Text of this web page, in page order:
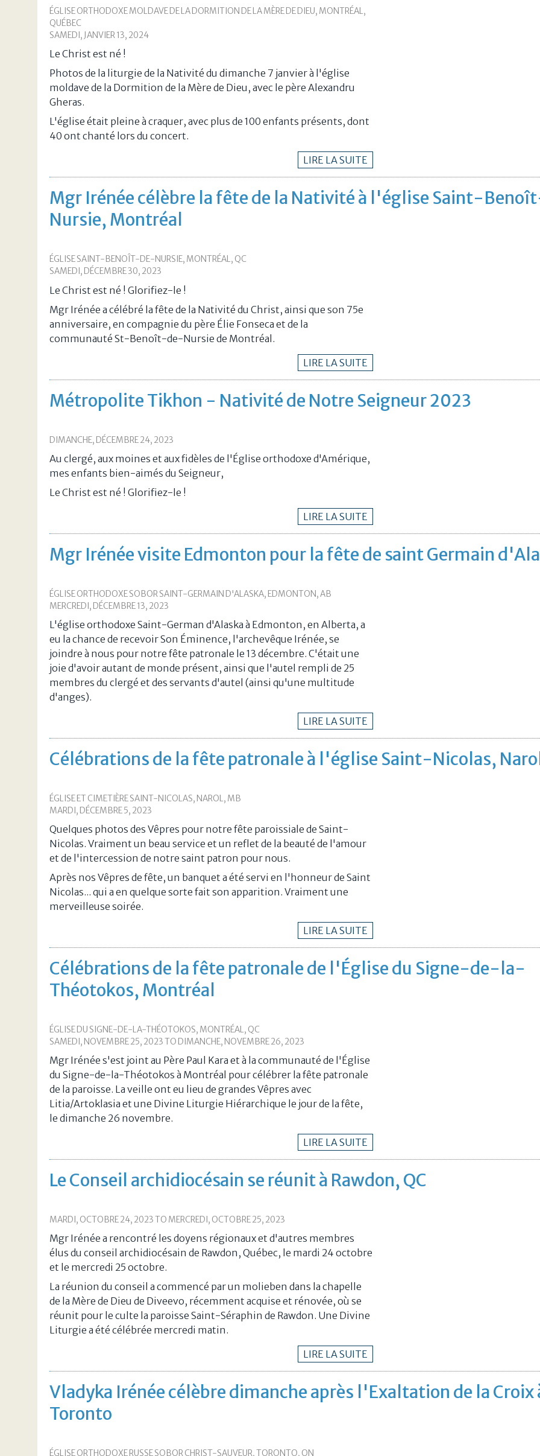
ÉGLISE ORTHODOXE MOLDAVE DE LA DORMITION DE LA MÈRE DE DIEU, MONTRÉAL,
QUÉBEC
SAMEDI, JANVIER 13, 2024
Le Christ est né !
Photos de la liturgie de la Nativité du dimanche 7 janvier à l'église
moldave de la Dormition de la Mère de Dieu, avec le père Alexandru
Gheras.
L'église était pleine à craquer, avec plus de 100 enfants présents, dont
40 ont chanté lors du concert.
LIRE LA SUITE
Mgr Irénée célèbre la fête de la Nativité à l'église Saint-
Nursie, Montréal
ÉGLISE SAINT-BENOÎT-DE-NURSIE, MONTRÉAL, QC
SAMEDI, DÉCEMBRE 30, 2023
Le Christ est né ! Glorifiez-le !
Mgr Irénée a célébré la fête de la Nativité du Christ, ainsi que son 75e
anniversaire, en compagnie du père Élie Fonseca et de la
communauté St-Benoît-de-Nursie de Montréal.
LIRE LA SUITE
Métropolite Tikhon - Nativité de Notre Seigneur 2023
DIMANCHE, DÉCEMBRE 24, 2023
Au clergé, aux moines et aux fidèles de l'Église orthodoxe d'Amérique,
mes enfants bien-aimés du Seigneur,
Le Christ est né ! Glorifiez-le !
LIRE LA SUITE
Mgr Irénée visite Edmonton pour la fête de saint Germain
ÉGLISE ORTHODOXE SOBOR SAINT-GERMAIN D'ALASKA, EDMONTON, AB
MERCREDI, DÉCEMBRE 13, 2023
L'église orthodoxe Saint-German d'Alaska à Edmonton, en Alberta, a
eu la chance de recevoir Son Éminence, l'archevêque Irénée, se
joindre à nous pour notre fête patronale le 13 décembre. C'était une
joie d'avoir autant de monde présent, ainsi que l'autel rempli de 25
membres du clergé et des servants d'autel (ainsi qu'une multitude
d'anges).
LIRE LA SUITE
Célébrations de la fête patronale à l'église Saint-Nicolas,
ÉGLISE ET CIMETIÈRE SAINT-NICOLAS, NAROL, MB
MARDI, DÉCEMBRE 5, 2023
Quelques photos des Vêpres pour notre fête paroissiale de Saint-
Nicolas. Vraiment un beau service et un reflet de la beauté de l'amour
et de l'intercession de notre saint patron pour nous.
Après nos Vêpres de fête, un banquet a été servi en l'honneur de Saint
Nicolas... qui a en quelque sorte fait son apparition. Vraiment une
merveilleuse soirée.
LIRE LA SUITE
Célébrations de la fête patronale de l'Église du Signe-de-la-
Théotokos, Montréal
ÉGLISE DU SIGNE-DE-LA-THÉOTOKOS, MONTRÉAL, QC
SAMEDI, NOVEMBRE 25, 2023TO DIMANCHE, NOVEMBRE 26, 2023
Mgr Irénée s'est joint au Père Paul Kara et à la communauté de l'Église
du Signe-de-la-Théotokos à Montréal pour célébrer la fête patronale
de la paroisse. La veille ont eu lieu de grandes Vêpres avec
Litia/Artoklasia et une Divine Liturgie Hiérarchique le jour de la fête,
le dimanche 26 novembre.
LIRE LA SUITE
Le Conseil archidiocésain se réunit à Rawdon, QC
MARDI, OCTOBRE 24, 2023TO MERCREDI, OCTOBRE 25, 2023
Mgr Irénée a rencontré les doyens régionaux et d'autres membres
élus du conseil archidiocésain de Rawdon, Québec, le mardi 24 octobre
et le mercredi 25 octobre.
La réunion du conseil a commencé par un molieben dans la chapelle
de la Mère de Dieu de Diveevo, récemment acquise et rénovée, où se
réunit pour le culte la paroisse Saint-Séraphin de Rawdon. Une Divine
Liturgie a été célébrée mercredi matin.
LIRE LA SUITE
Vladyka Irénée célèbre dimanche après l'Exaltation de la Croix
Toronto
ÉGLISE ORTHODOXE RUSSE SOBOR CHRIST-SAUVEUR, TORONTO, ON